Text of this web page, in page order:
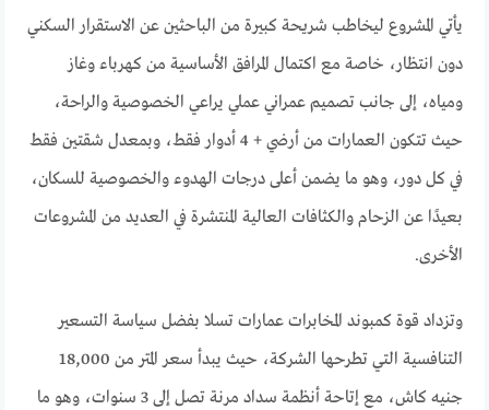
يأتي المشروع ليخاطب شريحة كبيرة من الباحثين عن الاستقرار السكني
دون انتظار، خاصة مع اكتمال المرافق الأساسية من كهرباء وغاز
ومياه، إلى جانب تصميم عمراني عملي يراعي الخصوصية والراحة،
حيث تتكون العمارات من أرضي + 4 أدوار فقط، وبمعدل شقتين فقط
في كل دور، وهو ما يضمن أعلى درجات الهدوء والخصوصية للسكان،
بعيدًا عن الزحام والكثافات العالية المنتشرة في العديد من المشروعات
الأخرى.
وتزداد قوة كمبوند المخابرات عمارات تسلا بفضل سياسة التسعير
التنافسية التي تطرحها الشركة، حيث يبدأ سعر المتر من 18,000
جنيه كاش، مع إتاحة أنظمة سداد مرنة تصل إلى 3 سنوات، وهو ما